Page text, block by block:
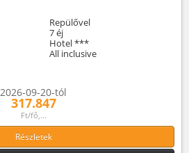
Repülővel
7 éj
Hotel ***
All inclusive
2026-09-20-tól
317.847
Ft/fő,...
Részletek